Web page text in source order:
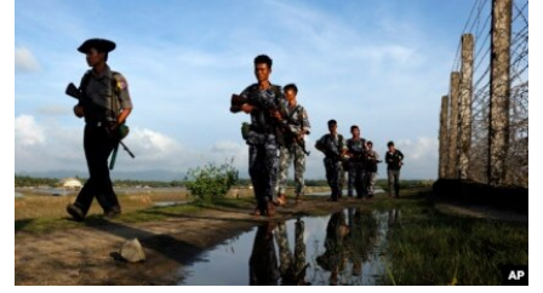
ကြည့်
ပင်မ
ညွန်း
စာမျက်နှာ
သို့
ကျော်
မကြေးမုံရဲ့ အင်္ဂလိပ်စာ
ရုပ်ရှင်ထဲက အင်္ဂလိပ်စာ
သုတပဒေသာ အင်္ဂလိပ်စာ
ရေဒီယို
ရေဒီယိုနှင့်ရုပ်သံ အချက်အလက်များ
ရေဒီယို/တီဗွီအစီအစဉ်
Learning English
ဗွီအိုအေ လူမှုကွန်ယက်များ